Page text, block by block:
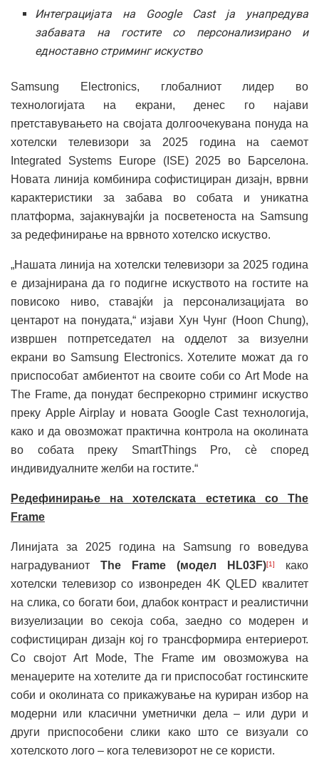
Интеграцијата на Google Cast ја унапредува
забавата на гостите со персонализирано и
едноставно стриминг искуство
Samsung Electronics, глобалниот лидер во
технологијата на екрани, денес го најави
претставувањето на својата долгоочекувана понуда на
хотелски телевизори за 2025 година на саемот
Integrated Systems Europe (ISE) 2025 во Барселона.
Новата линија комбинира софистициран дизајн, врвни
карактеристики за забава во собата и уникатна
платформа, зајакнувајќи ја посветеноста на Samsung
за редефинирање на врвното хотелско искуство.
„Нашата линија на хотелски телевизори за 2025 година
е дизајнирана да го подигне искуството на гостите на
повисоко ниво, ставајќи ја персонализацијата во
центарот на понудата,“ изјави Хун Чунг (Hoon Chung),
извршен потпретседател на одделот за визуелни
екрани во Samsung Electronics. Хотелите можат да го
приспособат амбиентот на своите соби со Art Mode на
The Frame, да понудат беспрекорно стриминг искуство
преку Apple Airplay и новата Google Cast технологија,
како и да овозможат практична контрола на околината
во собата преку SmartThings Pro, сè според
индивидуалните желби на гостите.“
Редефинирање на хотелската естетика со The
Frame
Линијата за 2025 година на Samsung го воведува
наградуваниот The Frame (модел HL03F)[1]
како
хотелски телевизор со извонреден 4K QLED квалитет
на слика, со богати бои, длабок контраст и реалистични
визуелизации во секоја соба, заедно со модерен и
софистициран дизајн кој го трансформира ентериерот.
Со својот Art Mode, The Frame им овозможува на
менаџерите на хотелите да ги приспособат гостинските
соби и околината со прикажување на куриран избор на
модерни или класични уметнички дела – или дури и
други приспособени слики како што се визуали со
хотелското лого – кога телевизорот не се користи.